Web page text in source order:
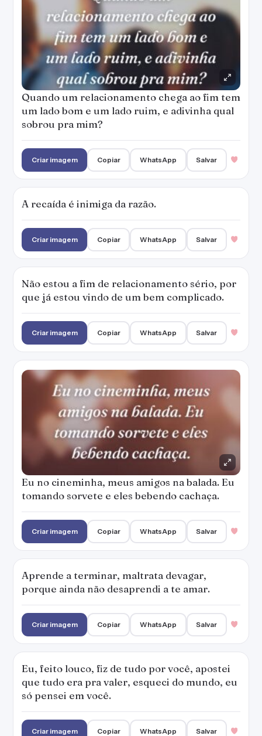
Quando um relacionamento chega ao fim tem
um lado bom e um lado ruim, e adivinha qual
sobrou pra mim?
Criar imagem Copiar WhatsApp Salvar
A recaída é inimiga da razão.
Criar imagem Copiar WhatsApp Salvar
Não estou a fim de relacionamento sério, por
que já estou vindo de um bem complicado.
Criar imagem Copiar WhatsApp Salvar
Eu no cineminha, meus amigos na balada. Eu
tomando sorvete e eles bebendo cachaça.
Criar imagem Copiar WhatsApp Salvar
Aprende a terminar, maltrata devagar,
porque ainda não desaprendi a te amar.
Criar imagem Copiar WhatsApp Salvar
Eu, feito louco, fiz de tudo por você, apostei
que tudo era pra valer, esqueci do mundo, eu
só pensei em você.
Criar imagem Copiar WhatsApp Salvar